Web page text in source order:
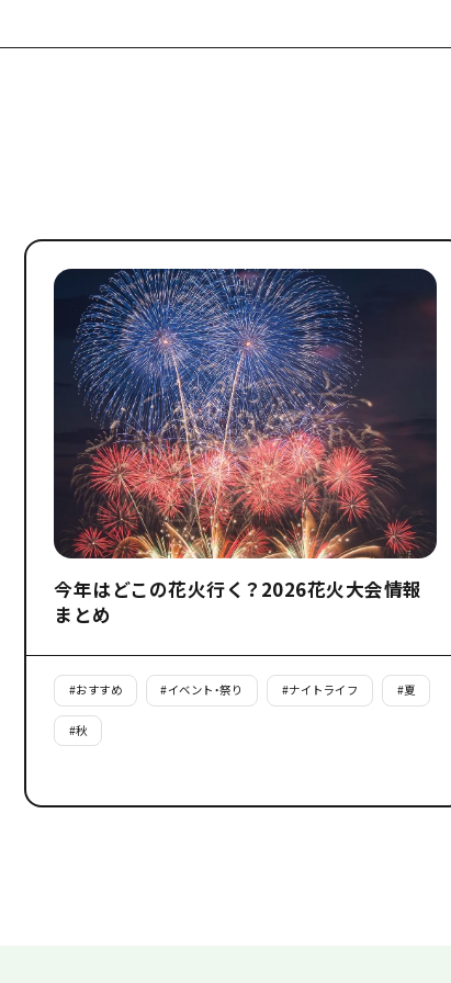
今年はどこの花火行く？2026花火大会情報
まとめ
#おすすめ #イベント・祭り #ナイトライフ #夏
#秋